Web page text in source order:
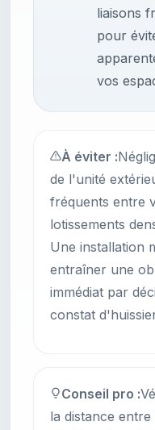
liaisons
pour
vos
À éviter :
de l'unité
fréquents entre
lotissements
Une installation
entraîner une
immédiat par
constat
Conseil pro :
la distance